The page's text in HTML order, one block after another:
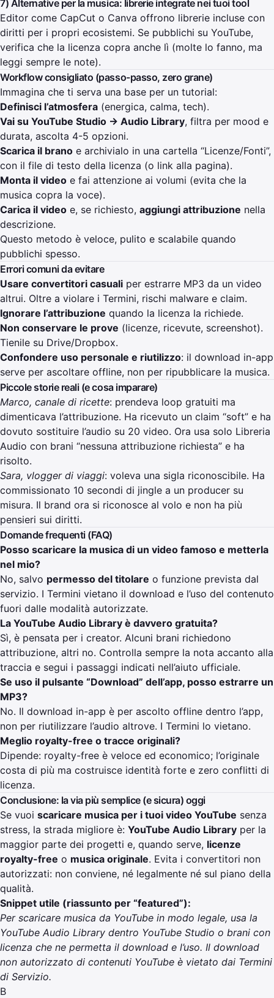
7) Alternative per la musica: librerie integrate nei tuoi tool
Editor come CapCut o Canva offrono librerie incluse con
diritti per i propri ecosistemi. Se pubblichi su YouTube,
verifica che la licenza copra anche lì (molte lo fanno, ma
leggi sempre le note).
Workflow consigliato (passo-passo, zero grane)
Immagina che ti serva una base per un tutorial:
Definisci l’atmosfera (energica, calma, tech).
Vai su YouTube Studio → Audio Library, filtra per mood e
durata, ascolta 4-5 opzioni.
Scarica il brano e archivialo in una cartella “Licenze/Fonti”,
con il file di testo della licenza (o link alla pagina).
Monta il video e fai attenzione ai volumi (evita che la
musica copra la voce).
Carica il video e, se richiesto, aggiungi attribuzione nella
descrizione.
Questo metodo è veloce, pulito e scalabile quando
pubblichi spesso.
Errori comuni da evitare
Usare convertitori casuali per estrarre MP3 da un video
altrui. Oltre a violare i Termini, rischi malware e claim.
Ignorare l’attribuzione quando la licenza la richiede.
Non conservare le prove (licenze, ricevute, screenshot).
Tienile su Drive/Dropbox.
Confondere uso personale e riutilizzo: il download in-app
serve per ascoltare offline, non per ripubblicare la musica.
Piccole storie reali (e cosa imparare)
Marco, canale di ricette: prendeva loop gratuiti ma
dimenticava l’attribuzione. Ha ricevuto un claim “soft” e ha
dovuto sostituire l’audio su 20 video. Ora usa solo Libreria
Audio con brani “nessuna attribuzione richiesta” e ha
risolto.
Sara, vlogger di viaggi: voleva una sigla riconoscibile. Ha
commissionato 10 secondi di jingle a un producer su
misura. Il brand ora si riconosce al volo e non ha più
pensieri sui diritti.
Domande frequenti (FAQ)
Posso scaricare la musica di un video famoso e metterla
nel mio?
No, salvo permesso del titolare o funzione prevista dal
servizio. I Termini vietano il download e l’uso del contenuto
fuori dalle modalità autorizzate.
La YouTube Audio Library è davvero gratuita?
Sì, è pensata per i creator. Alcuni brani richiedono
attribuzione, altri no. Controlla sempre la nota accanto alla
traccia e segui i passaggi indicati nell’aiuto ufficiale.
Se uso il pulsante “Download” dell’app, posso estrarre un
MP3?
No. Il download in-app è per ascolto offline dentro l’app,
non per riutilizzare l’audio altrove. I Termini lo vietano.
Meglio royalty-free o tracce originali?
Dipende: royalty-free è veloce ed economico; l’originale
costa di più ma costruisce identità forte e zero conflitti di
licenza.
Conclusione: la via più semplice (e sicura) oggi
Se vuoi scaricare musica per i tuoi video YouTube senza
stress, la strada migliore è: YouTube Audio Library per la
maggior parte dei progetti e, quando serve, licenze
royalty-free o musica originale. Evita i convertitori non
autorizzati: non conviene, né legalmente né sul piano della
qualità.
Snippet utile (riassunto per “featured”):
Per scaricare musica da YouTube in modo legale, usa la
YouTube Audio Library dentro YouTube Studio o brani con
licenza che ne permetta il download e l’uso. Il download
non autorizzato di contenuti YouTube è vietato dai Termini
di Servizio.
B